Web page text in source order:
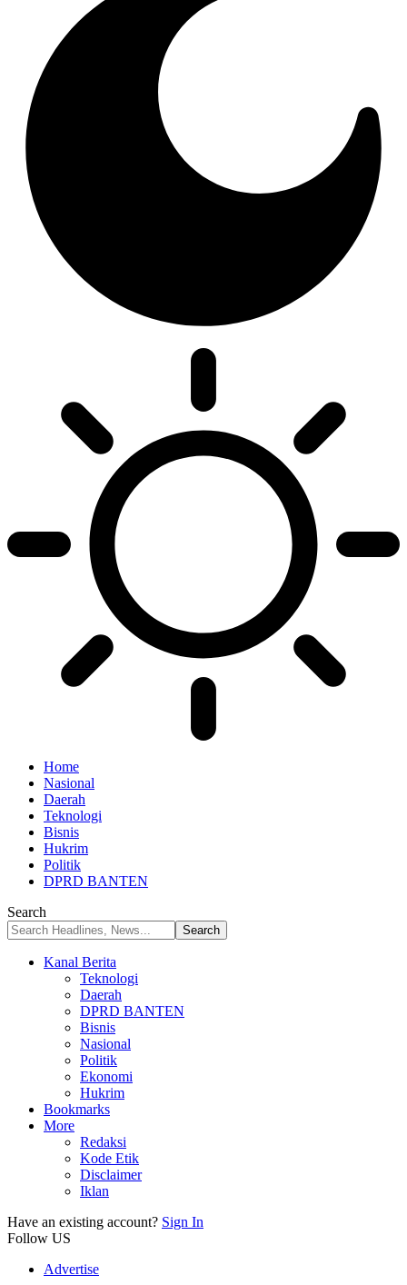
Home
Nasional
Daerah
Teknologi
Bisnis
Hukrim
Politik
DPRD BANTEN
Search
Kanal Berita
Teknologi
Daerah
DPRD BANTEN
Bisnis
Nasional
Politik
Ekonomi
Hukrim
Bookmarks
More
Redaksi
Kode Etik
Disclaimer
Iklan
Have an existing account? Sign In
Follow US
Advertise